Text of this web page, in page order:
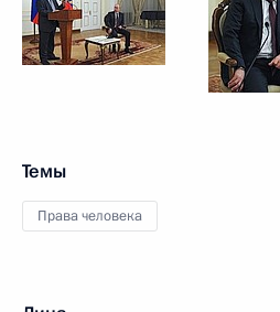
Темы
Права человека